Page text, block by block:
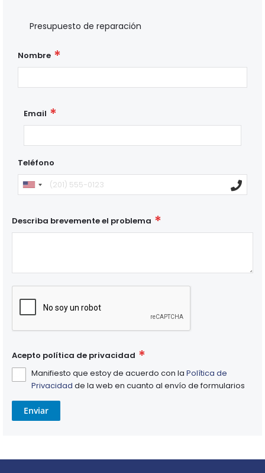
Presupuesto de reparación
Nombre
Email
Teléfono
Describa brevemente el problema
Acepto política de privacidad
Manifiesto que estoy de acuerdo con la Política de
Privacidad de la web en cuanto al envío de formularios
Enviar